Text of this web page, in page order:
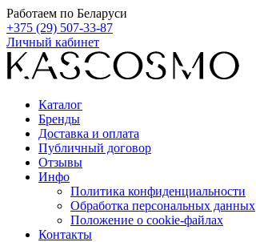
Работаем по Беларуси
+375 (29) 507-33-87
Личный кабинет
Каталог
Бренды
Доставка и оплата
Публичный договор
Отзывы
Инфо
Политика конфиденциальности
Обработка персональных данных
Положение о cookie-файлах
Контакты